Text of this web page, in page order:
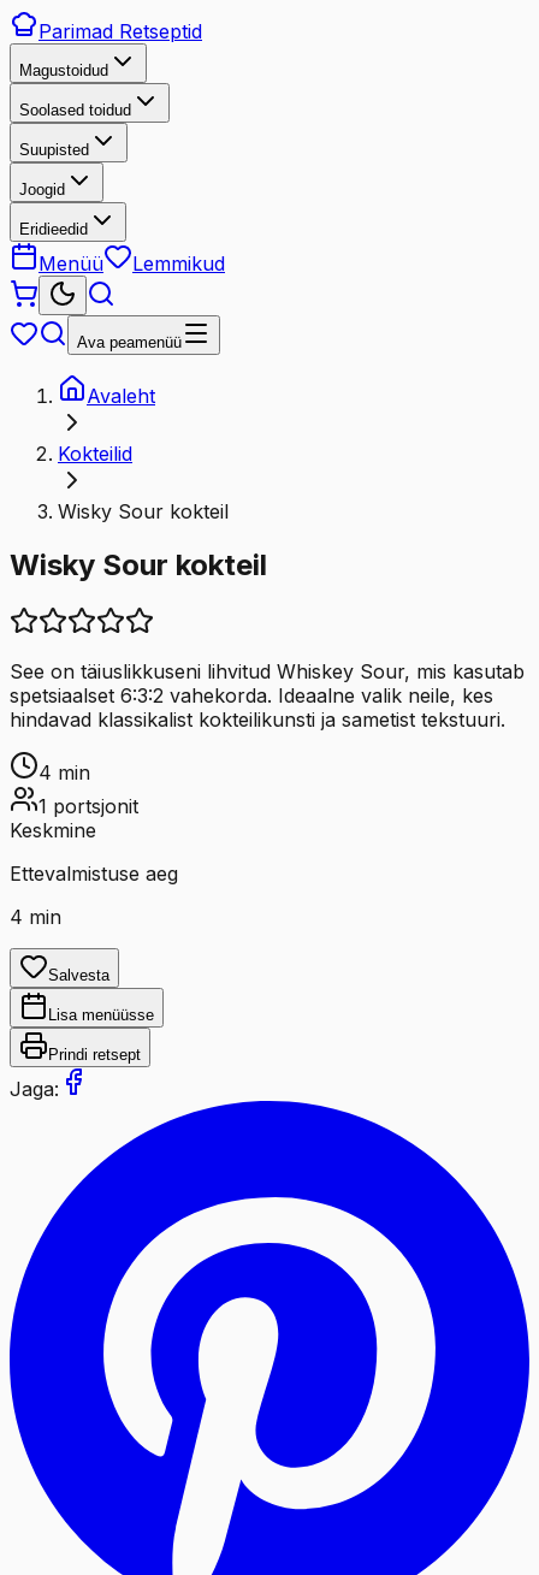
Parimad Retseptid
Magustoidud
Soolased toidud
Suupisted
Joogid
Eridieedid
Menüü Lemmikud
Ava peamenüü
Avaleht
Kokteilid
Wisky Sour kokteil
Wisky Sour kokteil
See on täiuslikkuseni lihvitud Whiskey Sour, mis kasutab
spetsiaalset 6:3:2 vahekorda. Ideaalne valik neile, kes
hindavad klassikalist kokteilikunsti ja sametist tekstuuri.
4 min
1 portsjonit
Keskmine
Ettevalmistuse aeg
4 min
Salvesta
Lisa menüüsse
Prindi retsept
Jaga: